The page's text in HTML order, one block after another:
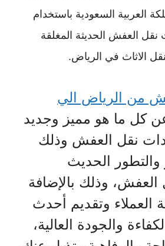
العربية السعودية باستخدام
العفش الحديثة المغلقة
الاثاث في الرياض.
من الرياض الي
كل ما هو مميز وجديد
نقل العفش وذلك
والتطور الحديث
العفش، وذلك بالإضافة
العملاء وتقديم أحدث
والجودة العالية،